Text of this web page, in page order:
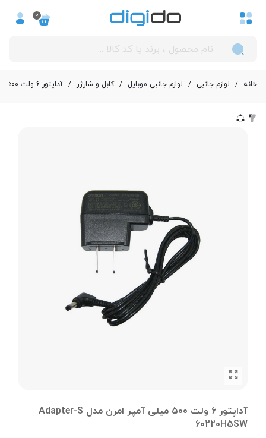
0
خانه / لوازم جانبی / لوازم جانبی موبایل / کابل و شارژر / آداپتور ۶ ولت ۵۰۰ میلی آمپر امرن مدل Adapter-S 60220H5SW
آداپتور ۶ ولت ۵۰۰ میلی آمپر امرن مدل Adapter-S
60220H5SW